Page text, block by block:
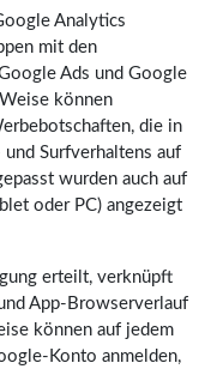
Analytics
mit den
Ads und Google
können
die in
Surfverhaltens auf
wurden auch auf
oder PC) angezeigt
erteilt, verknüpft
App-Browserverlauf
können auf jedem
Konto anmelden,